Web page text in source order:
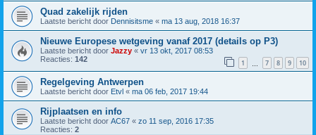
Quad zakelijk rijden
Laatste bericht door Dennisitsme « ma 13 aug, 2018 16:37
Nieuwe Europese wetgeving vanaf 2017 (details op P3)
Laatste bericht door Jazzy « vr 13 okt, 2017 08:53
Reacties: 142 1 7 8 9 10
Regelgeving Antwerpen
Laatste bericht door Etvl « ma 06 feb, 2017 19:44
Rijplaatsen en info
Laatste bericht door AC67 « zo 11 sep, 2016 17:35
Reacties: 2